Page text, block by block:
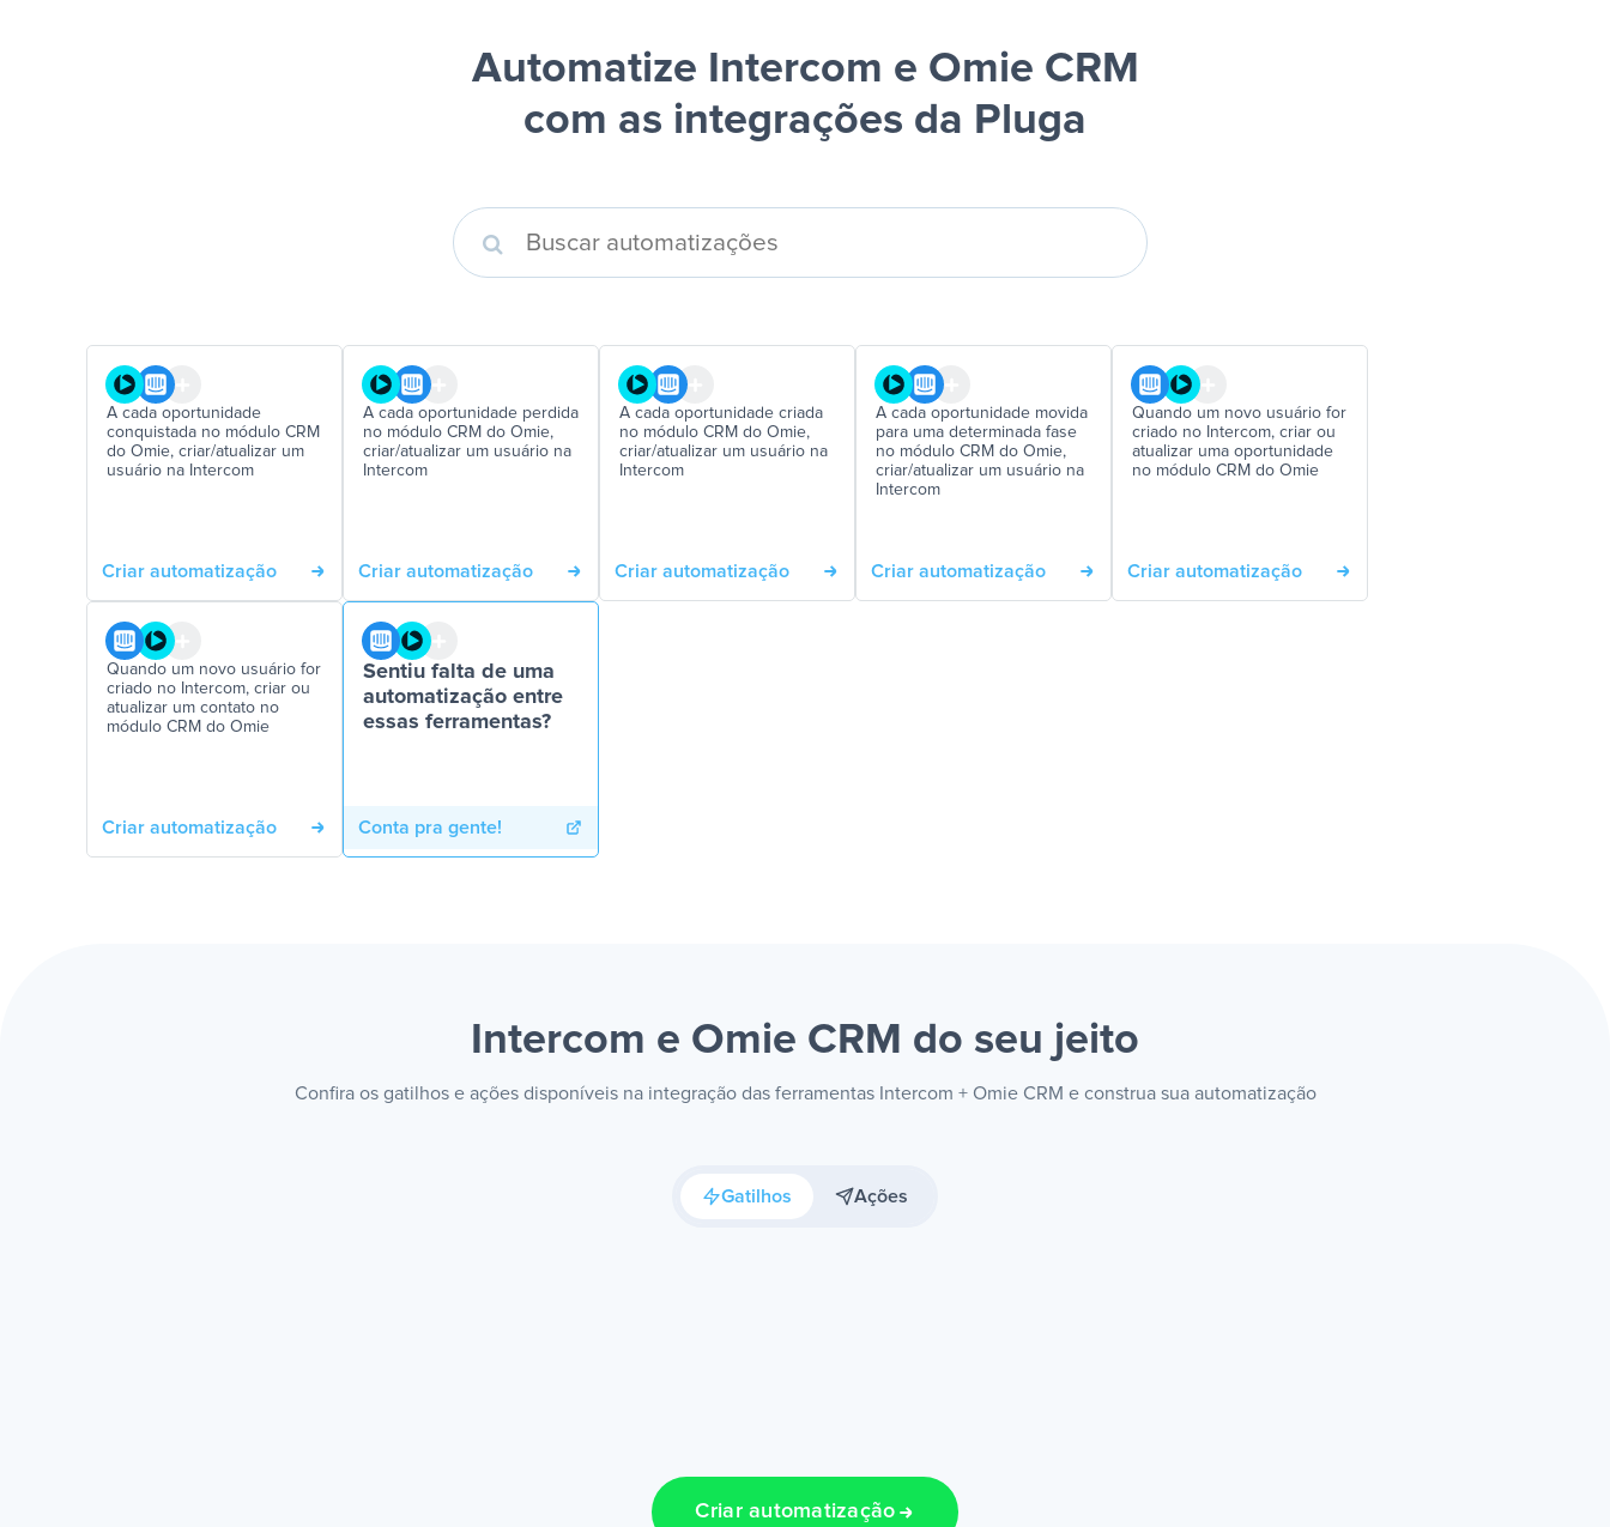
Automatize Intercom e Omie CRM
com as integrações da Pluga
A cada oportunidade
conquistada no módulo CRM
do Omie, criar/atualizar um
usuário na Intercom
Criar automatização
A cada oportunidade perdida
no módulo CRM do Omie,
criar/atualizar um usuário na
Intercom
Criar automatização
A cada oportunidade criada
no módulo CRM do Omie,
criar/atualizar um usuário na
Intercom
Criar automatização
A cada oportunidade movida
para uma determinada fase
no módulo CRM do Omie,
criar/atualizar um usuário na
Intercom
Criar automatização
Quando um novo usuário for
criado no Intercom, criar ou
atualizar uma oportunidade
no módulo CRM do Omie
Criar automatização
Quando um novo usuário for
criado no Intercom, criar ou
atualizar um contato no
módulo CRM do Omie
Criar automatização
Sentiu falta de uma
automatização entre
essas ferramentas?
Conta pra gente!
Intercom e Omie CRM do seu jeito
Confira os gatilhos e ações disponíveis na integração das ferramentas Intercom + Omie CRM e construa sua automatização
Gatilhos Ações
Criar automatização